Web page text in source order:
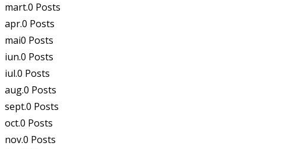
mart.0 Posts
apr.0 Posts
mai0 Posts
iun.0 Posts
iul.0 Posts
aug.0 Posts
sept.0 Posts
oct.0 Posts
nov.0 Posts